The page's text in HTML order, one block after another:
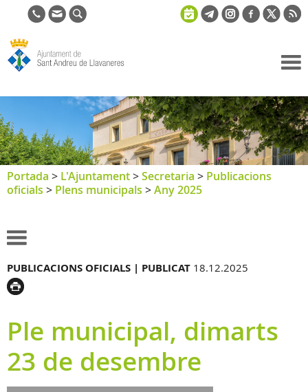
de Sant
Andreu de
Llavaneres
Portada > L'Ajuntament>Secretaria > Publicacions
oficials > Plens municipals >Any 2025
PUBLICACIONS OFICIALS | PUBLICAT 18.12.2025
Ple municipal, dimarts
23 de desembre